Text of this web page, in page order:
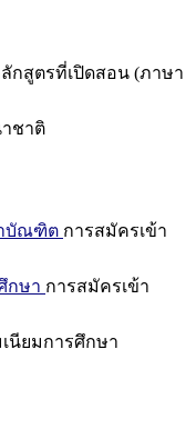
กสูตรที่เปิดสอน (ภาษา
ชาติ
บัณฑิต การสมัครเข้า
กษา การสมัครเข้า
นียมการศึกษา